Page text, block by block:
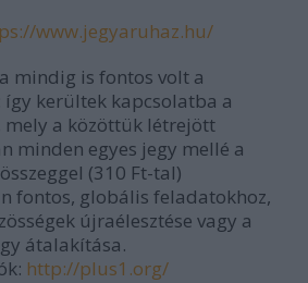
www.jegyaruhaz.hu/
mindig is fontos volt a
kerültek kapcsolatba a
mely a közöttük létrejött
minden egyes jegy mellé a
(310 Ft-tal)
fontos, globális feladatokhoz,
újraélesztése vagy a
átalakítása.
http://plus1.org/